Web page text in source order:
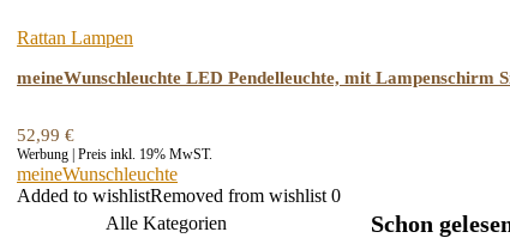
Rattan Lampen
meineWunschleuchte LED Pendelleuchte, mit
52,99 €
Werbung | Preis inkl. 19% MwST.
meineWunschleuchte
Added to wishlistRemoved from wishlist 0
Alle Kategorien
Schon